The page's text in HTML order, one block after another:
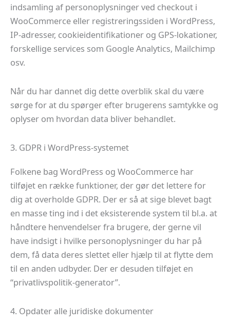
indsamling af personoplysninger ved checkout i
WooCommerce eller registreringssiden i WordPress,
IP-adresser, cookieidentifikationer og GPS-lokationer,
forskellige services som Google Analytics, Mailchimp
osv.
Når du har dannet dig dette overblik skal du være
sørge for at du spørger efter brugerens samtykke og
oplyser om hvordan data bliver behandlet.
3. GDPR i WordPress-systemet
Folkene bag WordPress og WooCommerce har
tilføjet en række funktioner, der gør det lettere for
dig at overholde GDPR. Der er så at sige blevet bagt
en masse ting ind i det eksisterende system til bl.a. at
håndtere henvendelser fra brugere, der gerne vil
have indsigt i hvilke personoplysninger du har på
dem, få data deres slettet eller hjælp til at flytte dem
til en anden udbyder. Der er desuden tilføjet en
“privatlivspolitik-generator”.
4. Opdater alle juridiske dokumenter